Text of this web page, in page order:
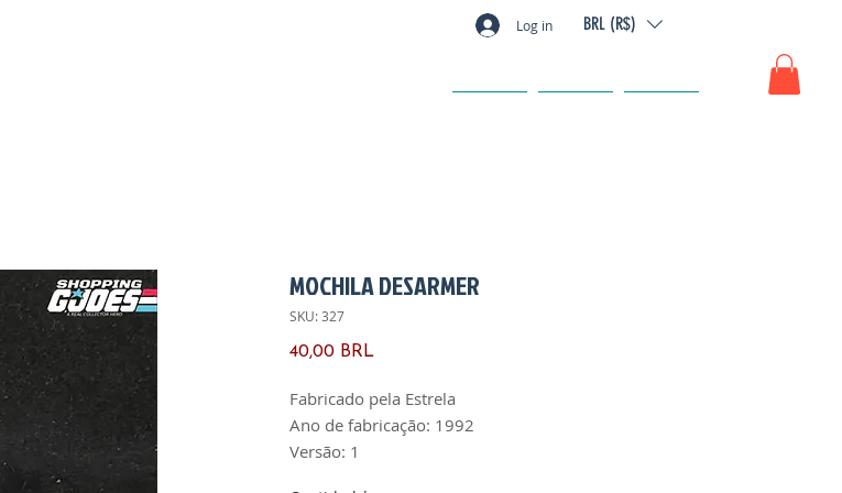
BRL (R$)
Log in
MOCHILA DESARMER
SKU: 327
40,00 BRL
Fabricado pela Estrela
Ano de fabricação: 1992
Versão: 1